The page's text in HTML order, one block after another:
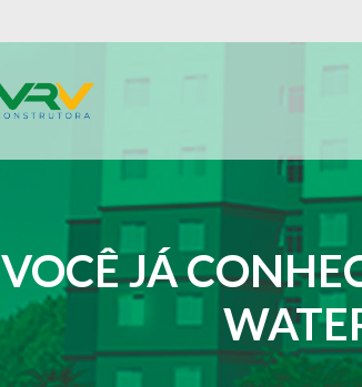
VOCÊ JÁ